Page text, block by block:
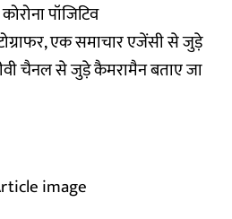
पॉजिटिव
एक समाचार एजेंसी से जुड़े
चैनल से जुड़े कैमरामैन बताए जा